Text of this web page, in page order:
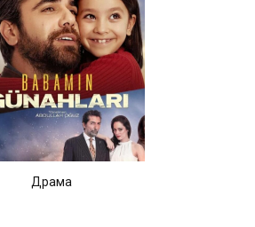
Драма